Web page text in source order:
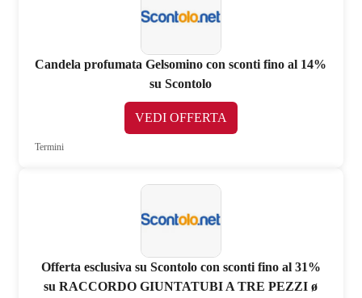
Candela profumata Gelsomino con sconti fino al 14%
su Scontolo
VEDI OFFERTA
Termini
Offerta esclusiva su Scontolo con sconti fino al 31%
su RACCORDO GIUNTATUBI A TRE PEZZI ø